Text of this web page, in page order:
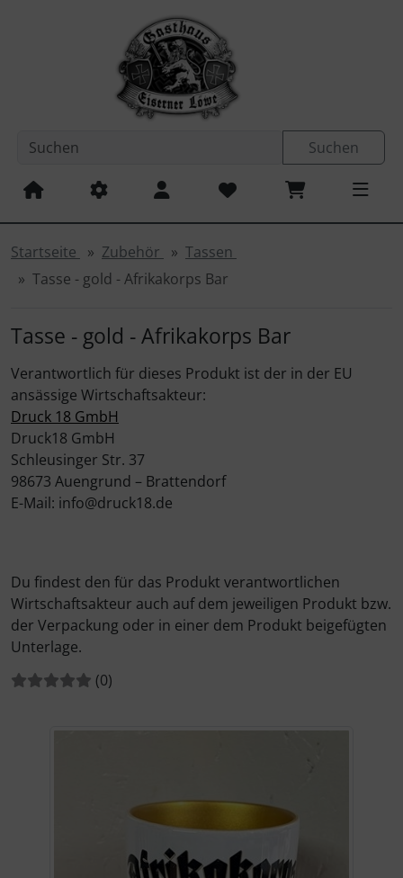
Springe zum Inhalt Springe zur Navigation
Suchen
Startseite Zubehör
Tassen
Tasse - gold - Afrikakorps Bar
Tasse - gold - Afrikakorps Bar
Verantwortlich für dieses Produkt ist der in der EU
ansässige Wirtschaftsakteur:
Druck 18 GmbH
Druck18 GmbH
Schleusinger Str. 37
98673 Auengrund – Brattendorf
E-Mail: info@druck18.de
Du findest den für das Produkt verantwortlichen
Wirtschaftsakteur auch auf dem jeweiligen Produkt bzw.
der Verpackung oder in einer dem Produkt beigefügten
Unterlage.
Bewertungen:
(0Bewertungen
)
Wenn mehr als ein Produktbild exitiert, können Sie die